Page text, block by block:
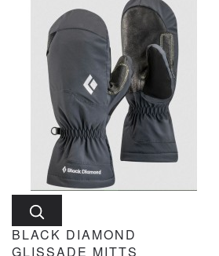
BLACK DIAMOND
GLISSADE MITTS